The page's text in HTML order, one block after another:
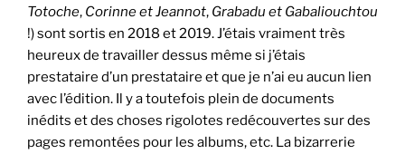
Totoche, Corinne et Jeannot, Grabadu et Gabaliouchtou
!) sont sortis en 2018 et 2019. J’étais vraiment très
heureux de travailler dessus même si j’étais
prestataire d’un prestataire et que je n’ai eu aucun lien
avec l’édition. Il y a toutefois plein de documents
inédits et des choses rigolotes redécouvertes sur des
pages remontées pour les albums, etc. La bizarrerie